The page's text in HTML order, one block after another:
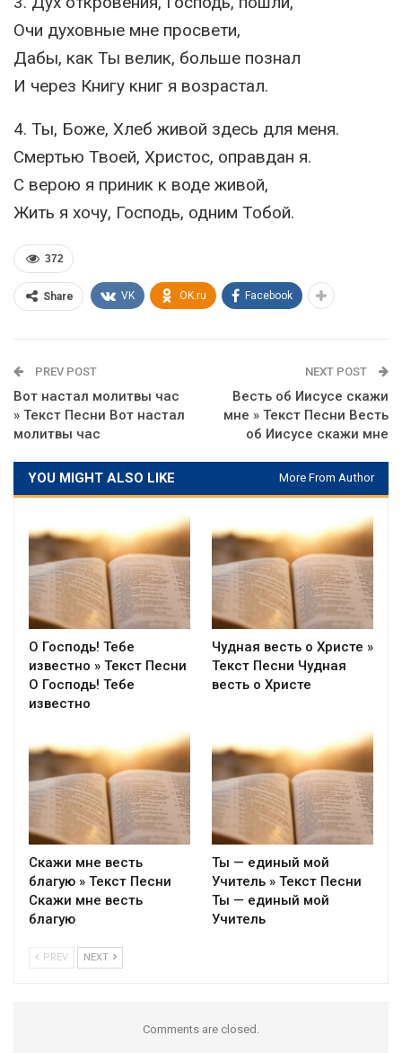
Очи духовные мне просвети,
Дабы, как Ты велик, больше познал
И через Книгу книг я возрастал.
4. Ты, Боже, Хлеб живой здесь для меня.
Смертью Твоей, Христос, оправдан я.
С верою я приник к воде живой,
Жить я хочу, Господь, одним Тобой.
372
Share VK OK.ru Facebook
PREV POST
Вот настал молитвы час
» Текст Песни Вот настал
молитвы час
NEXT POST
Весть об Иисусе скажи
мне » Текст Песни Весть
об Иисусе скажи мне
YOU MIGHT ALSO LIKE More From Author
О Господь! Тебе
известно » Текст Песни
О Господь! Тебе
известно
Чудная весть о Христе »
Текст Песни Чудная
весть о Христе
Скажи мне весть
благую » Текст Песни
Скажи мне весть
благую
Ты — единый мой
Учитель » Текст Песни
Ты — единый мой
Учитель
PREV NEXT
Comments are closed.